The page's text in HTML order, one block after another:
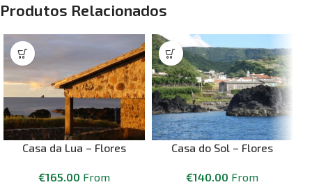
Produtos Relacionados
Casa da Lua – Flores
€165.00 From
Casa do Sol – Flores
€140.00 From